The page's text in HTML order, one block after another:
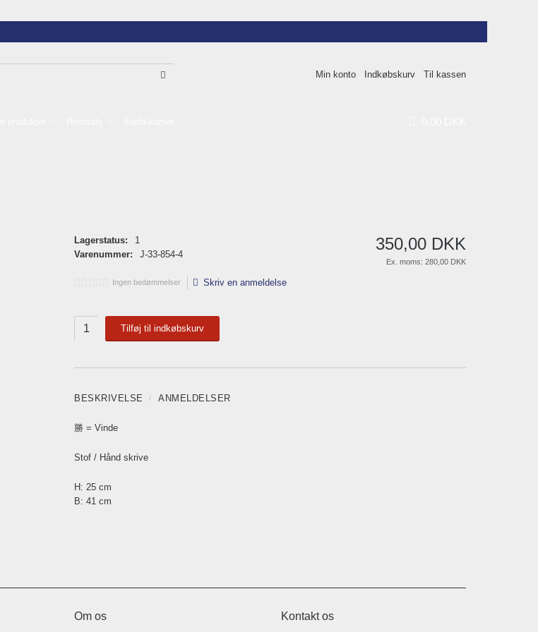
Min konto Indkøbskurv Til kassen
350,00 DKK
Ex. moms: 280,00 DKK
Lagerstatus:
1
Varenummer:
J-33-854-4
Ingen bedømmelser Skriv en anmeldelse
Tilføj til indkøbskurv
BESKRIVELSE ANMELDELSER
勝 = Vinde
Stof / Hånd skrive
H: 25 cm
B: 41 cm
Om os Kontakt os